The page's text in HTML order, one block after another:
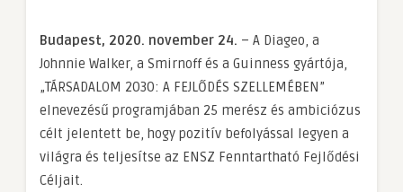
Budapest, 2020. november 24. – A Diageo, a
Johnnie Walker, a Smirnoff és a Guinness gyártója,
„TÁRSADALOM 2030: A FEJLŐDÉS SZELLEMÉBEN”
elnevezésű programjában 25 merész és ambiciózus
célt jelentett be, hogy pozitív befolyással legyen a
világra és teljesítse az ENSZ Fenntartható Fejlődési
Céljait.